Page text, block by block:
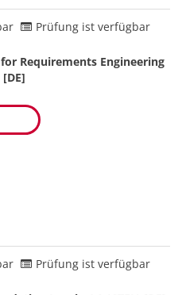
Prüfung ist verfügbar
Requirements Engineering
Prüfung ist verfügbar